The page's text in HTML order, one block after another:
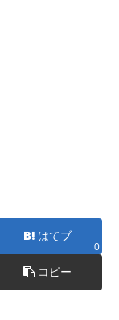
はてブ
0
コピー